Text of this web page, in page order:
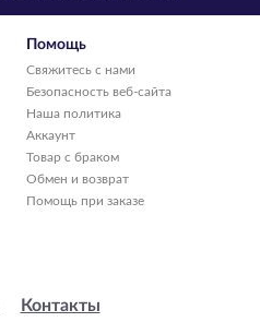
Помощь
Свяжитесь с нами
Безопасность веб-сайта
Наша политика
Аккаунт
Товар с браком
Обмен и возврат
Помощь при заказе
Контакты